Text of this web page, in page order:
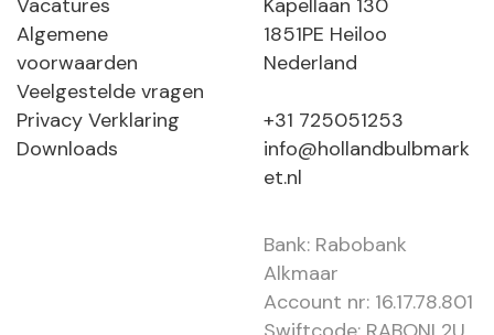
Vacatures
Algemene
voorwaarden
Veelgestelde vragen
Privacy Verklaring
Downloads
Kapellaan 130
1851PE Heiloo
Nederland
+31 725051253
info@hollandbulbmark
et.nl
Bank: Rabobank
Alkmaar
Account nr: 16.17.78.801